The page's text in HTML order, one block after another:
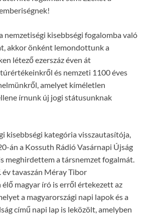
nemzetiségi kisebbségi fogalomba való
akkor önként lemondottunk a
létező ezerszáz éven át
és nemzeti 1100 éves
amelyet kíméletlen
írnunk új jogi státusunknak
kisebbségi kategória visszautasítója,
án a Kossuth Rádió Vasárnapi Újság
meghirdettem a társnemzet fogalmát.
év tavaszán Méray Tibor
élő magyar író is erről értekezett az
a magyarországi napi lapok és a
című napi lap is leközölt, amelyben